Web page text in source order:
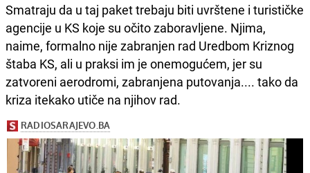
Smatraju da u taj paket trebaju biti uvrštene i turističke
agencije u KS koje su očito zaboravljene. Njima,
naime, formalno nije zabranjen rad Uredbom Kriznog
štaba KS, ali u praksi im je onemogućem, jer su
zatvoreni aerodromi, zabranjena putovanja.... tako da
kriza itekako utiče na njihov rad.